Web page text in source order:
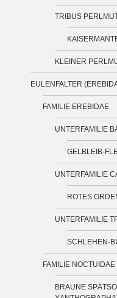
TRIBUS
KLEINER
EULENFALTER
FAMILIE EREBIDAE
UNTERFAMILIE
GELBLEIB-
UNTERFAMILIE
ROTES
UNTERFAMILIE
SCHLEHEN-
FAMILIE NOCTUIDAE
BRAUNE